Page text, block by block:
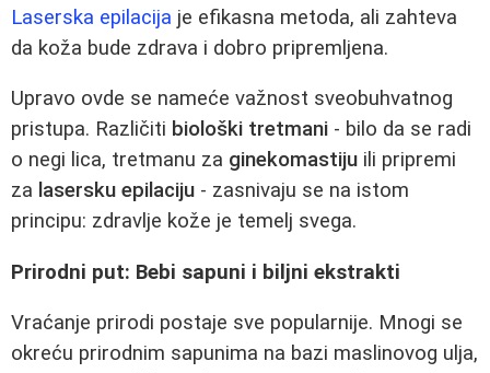
Laserska epilacija je efikasna metoda, ali zahteva
da koža bude zdrava i dobro pripremljena.
Upravo ovde se nameće važnost sveobuhvatnog
pristupa. Različiti biološki tretmani - bilo da se radi
o negi lica, tretmanu za ginekomastiju ili pripremi
za lasersku epilaciju - zasnivaju se na istom
principu: zdravlje kože je temelj svega.
Prirodni put: Bebi sapuni i biljni ekstrakti
Vraćanje prirodi postaje sve popularnije. Mnogi se
okreću prirodnim sapunima na bazi maslinovog ulja,